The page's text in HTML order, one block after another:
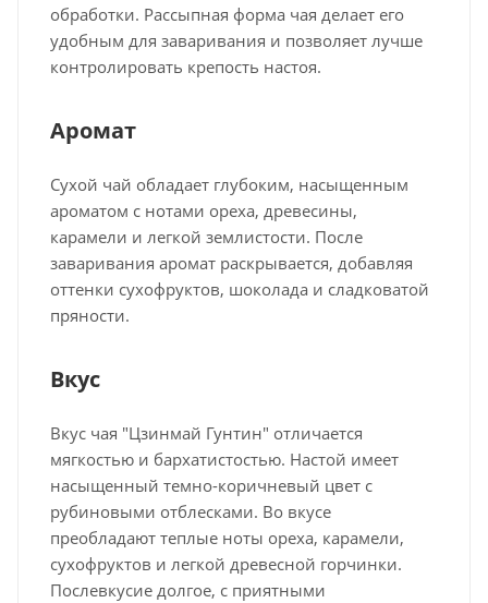
обработки. Рассыпная форма чая делает его
удобным для заваривания и позволяет лучше
контролировать крепость настоя.
Аромат
Сухой чай обладает глубоким, насыщенным
ароматом с нотами ореха, древесины,
карамели и легкой землистости. После
заваривания аромат раскрывается, добавляя
оттенки сухофруктов, шоколада и сладковатой
пряности.
Вкус
Вкус чая "Цзинмай Гунтин" отличается
мягкостью и бархатистостью. Настой имеет
насыщенный темно-коричневый цвет с
рубиновыми отблесками. Во вкусе
преобладают теплые ноты ореха, карамели,
сухофруктов и легкой древесной горчинки.
Послевкусие долгое, с приятными